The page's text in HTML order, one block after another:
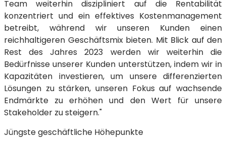
Team weiterhin diszipliniert auf die Rentabilität
konzentriert und ein effektives Kostenmanagement
betreibt, während wir unseren Kunden einen
reichhaltigeren Geschäftsmix bieten. Mit Blick auf den
Rest des Jahres 2023 werden wir weiterhin die
Bedürfnisse unserer Kunden unterstützen, indem wir in
Kapazitäten investieren, um unsere differenzierten
Lösungen zu stärken, unseren Fokus auf wachsende
Endmärkte zu erhöhen und den Wert für unsere
Stakeholder zu steigern."
Jüngste geschäftliche Höhepunkte